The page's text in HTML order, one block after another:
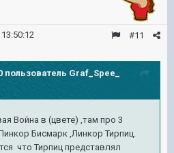
#11
пользователь Graf_Spee_
Война в (цвете) ,там про 3
Бисмарк ,Линкор Тирпиц.
что Тирпиц представлял